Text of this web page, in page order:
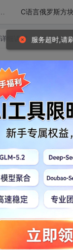
-udp/ip网络模型 C语言俄罗斯方
细讲解 帖子详情
动态链接库dll与静态
动态 举报
服务超时,请